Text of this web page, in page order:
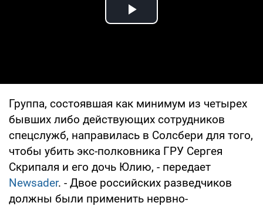
Play Video
Группа, состоявшая как минимум из четырех
бывших либо действующих сотрудников
спецслужб, направилась в Солсбери для того,
чтобы убить экс-полковника ГРУ Сергея
Скрипаля и его дочь Юлию, - передает
Newsader. - Двое российских разведчиков
должны были применить нервно-